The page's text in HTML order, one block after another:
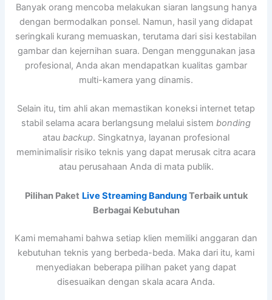
Banyak orang mencoba melakukan siaran langsung hanya
dengan bermodalkan ponsel. Namun, hasil yang didapat
seringkali kurang memuaskan, terutama dari sisi kestabilan
gambar dan kejernihan suara. Dengan menggunakan jasa
profesional, Anda akan mendapatkan kualitas gambar
multi-kamera yang dinamis.
Selain itu, tim ahli akan memastikan koneksi internet tetap
stabil selama acara berlangsung melalui sistem bonding
atau backup. Singkatnya, layanan profesional
meminimalisir risiko teknis yang dapat merusak citra acara
atau perusahaan Anda di mata publik.
Pilihan Paket Live Streaming BandungTerbaik untuk
Berbagai Kebutuhan
Kami memahami bahwa setiap klien memiliki anggaran dan
kebutuhan teknis yang berbeda-beda. Maka dari itu, kami
menyediakan beberapa pilihan paket yang dapat
disesuaikan dengan skala acara Anda.